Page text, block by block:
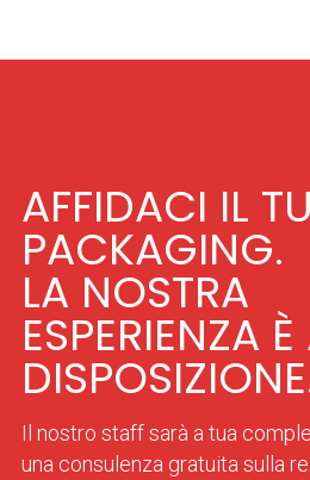
AFFIDACI IL
PACKAGING.
LA NOSTRA
ESPERIENZA
Il nostro staff sarà a tua
una consulenza gratuita sulla